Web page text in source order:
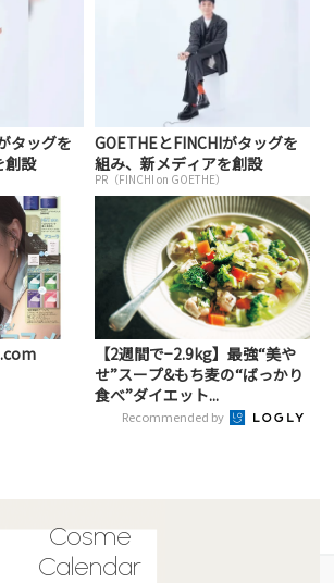
タッグを
創設
GOETHEとFINCHIがタッグを
組み、新メディアを創設
PR（FINCHI on GOETHE）
【2週間で−2.9kg】最強“美や
せ”スープ&もち麦の“ばっかり
食べ”ダイエット...
Recommended by
Cosme
Calendar